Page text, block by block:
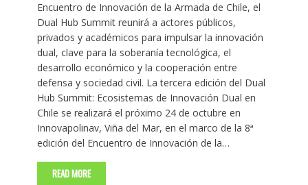
Encuentro de Innovación de la Armada de Chile, el
Dual Hub Summit reunirá a actores públicos,
privados y académicos para impulsar la innovación
dual, clave para la soberanía tecnológica, el
desarrollo económico y la cooperación entre
defensa y sociedad civil. La tercera edición del Dual
Hub Summit: Ecosistemas de Innovación Dual en
Chile se realizará el próximo 24 de octubre en
Innovapolinav, Viña del Mar, en el marco de la 8ª
edición del Encuentro de Innovación de la…
READ MORE